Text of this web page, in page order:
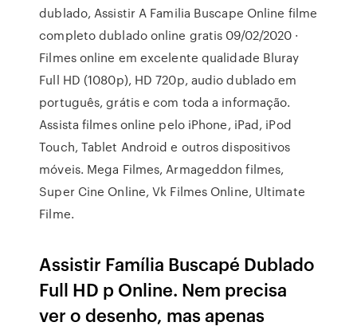
dublado, Assistir A Familia Buscape Online filme
completo dublado online gratis 09/02/2020 ·
Filmes online em excelente qualidade Bluray
Full HD (1080p), HD 720p, audio dublado em
português, grátis e com toda a informação.
Assista filmes online pelo iPhone, iPad, iPod
Touch, Tablet Android e outros dispositivos
móveis. Mega Filmes, Armageddon filmes,
Super Cine Online, Vk Filmes Online, Ultimate
Filme.
Assistir Família Buscapé Dublado
Full HD p Online. Nem precisa
ver o desenho, mas apenas